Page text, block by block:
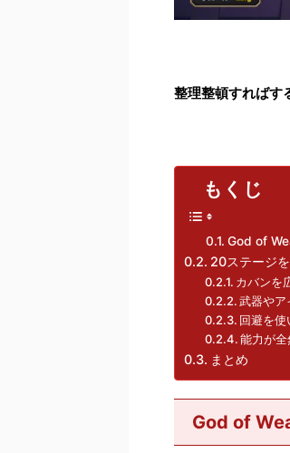
整理整頓すればす
もくじ
God of
20ステージ
カバンを
武器やア
回避を使
能力が全
まとめ
God of